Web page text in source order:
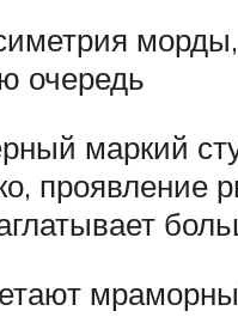
морды,
очередь
маркий
проявление